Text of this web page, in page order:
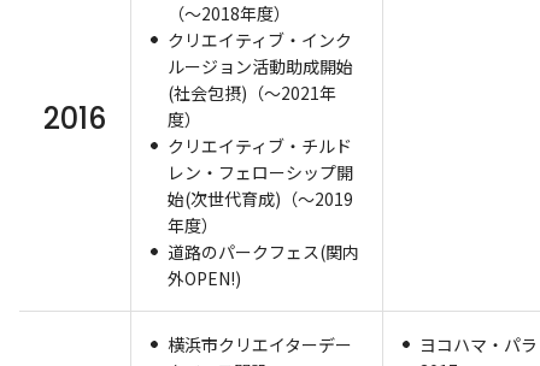
2016
（～2018年度）
クリエイティブ・インク
ルージョン活動助成開始
(社会包摂)（～2021年
度）
クリエイティブ・チルド
レン・フェローシップ開
始(次世代育成)（～2019
年度）
道路のパークフェス(関内
外OPEN!)
横浜市クリエイターデー
ヨコハマ・パ